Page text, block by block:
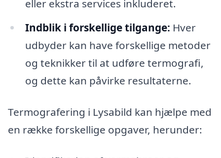
eller ekstra services inkluderet.
Indblik i forskellige tilgange: Hver
udbyder kan have forskellige metoder
og teknikker til at udføre termografi,
og dette kan påvirke resultaterne.
Termografering i Lysabild kan hjælpe med
en række forskellige opgaver, herunder: